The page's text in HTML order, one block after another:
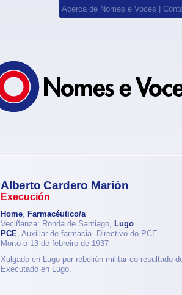
Acerca de Nomes e Voces
Alberto Cardero Marión
Execución
Home, Farmacéutico/a
Veciñanza: Ronda de Santiago, Lugo
PCE, Auxiliar de farmacia. Directivo do PCE
Morto o 13 de febreiro de 1937
Xulgado en Lugo por rebelión militar co resultado
Executado en Lugo.